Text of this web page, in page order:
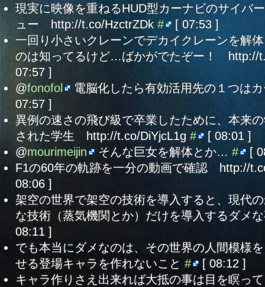
現実に映像を重ねるHUD型カーナビのサイバ
ュー http://t.co/HzctrZDk # [ 07:53 ]
一回り小さいクレーンでデカイクレーンを解
のは知ってるけど…ばかがでたぞー！ http://
07:57 ]
@fonofol
電脳化したら有効活用先の１つは
07:57 ]
異例の速さの飛び級で卒業したために、本来
された学生 http://t.co/DiYjcL1g # [ 08:01 ]
@mourimeijin そんな巨女を解体とか… # [
F1の60年の軌跡を一分の動画で確認 http://
08:06 ]
架空の世界で架空の技術を導入すると、現代
な技術（蒸気機関とか）だけを導入するダメ
08:11 ]
でも本当にダメなのは、その世界の人間模様
せる登場キャラを作れないこと # [ 08:12 ]
キャラ作りさえ出来れば大抵の事は目を瞑っ